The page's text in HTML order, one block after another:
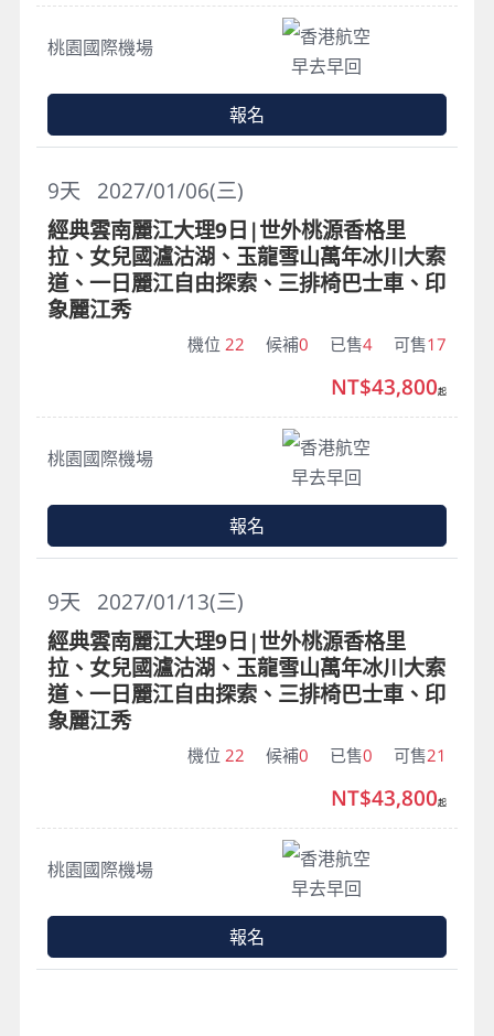
桃園國際機場
香港航空
早去早回
報名
2027/01/06(三)
9天
經典雲南麗江大理9日|世外桃源香格里
拉、女兒國瀘沽湖、玉龍雪山萬年冰川大索
道、一日麗江自由探索、三排椅巴士車、印
象麗江秀
機位 22 候補0 已售4 可售17
桃園國際機場
香港航空
早去早回
NT$43,800起
報名
2027/01/13(三)
9天
經典雲南麗江大理9日|世外桃源香格里
拉、女兒國瀘沽湖、玉龍雪山萬年冰川大索
道、一日麗江自由探索、三排椅巴士車、印
象麗江秀
機位 22 候補0 已售0 可售21
桃園國際機場
香港航空
早去早回
NT$43,800起
報名